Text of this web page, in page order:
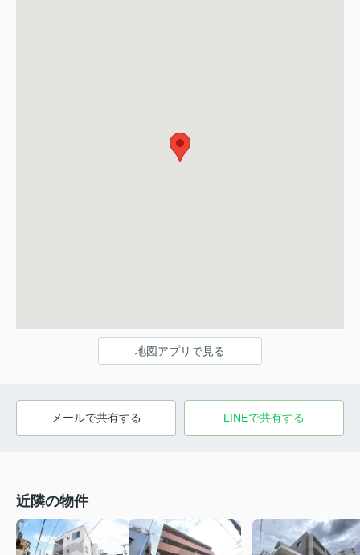
地図アプリで見る
メールで共有する LINEで共有する
近隣の物件